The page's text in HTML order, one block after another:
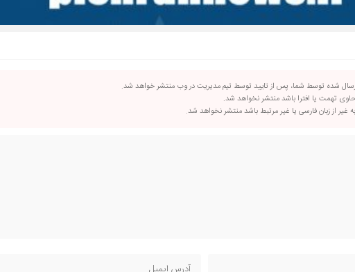
شده توسط شما، پس از تایید توسط تیم مدیریت در وب منتشر خواهد شد.
تهمت یا افترا باشد منتشر نخواهد شد.
غیر از زبان فارسی یا غیر مرتبط باشد منتشر نخواهد شد.